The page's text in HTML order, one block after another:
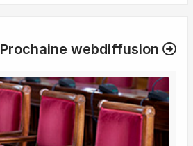
Prochaine webdiffusion